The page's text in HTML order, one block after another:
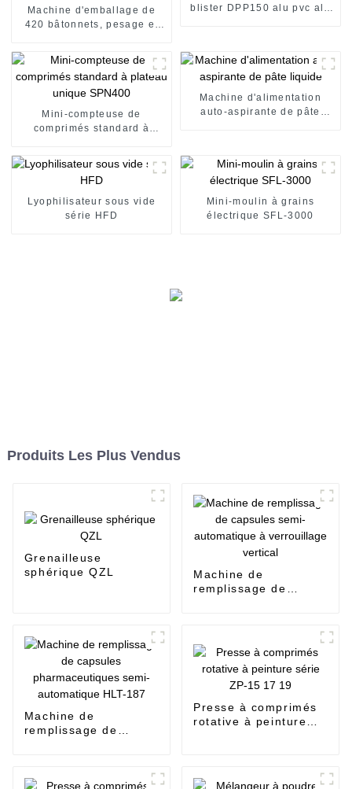
Machine d'emballage de
420 bâtonnets, pesage et
blister DPP150 alu pvc alu
Mini-compteuse de
comprimés standard à
Machine d'alimentation
auto-aspirante de pâte
Lyophilisateur sous vide
série HFD
Mini-moulin à grains
électrique SFL-3000
Produits Les Plus Vendus
Grenailleuse
sphérique QZL
Machine de
remplissage de
Machine de
remplissage de
HLT-187
Presse à comprimés
rotative à peinture